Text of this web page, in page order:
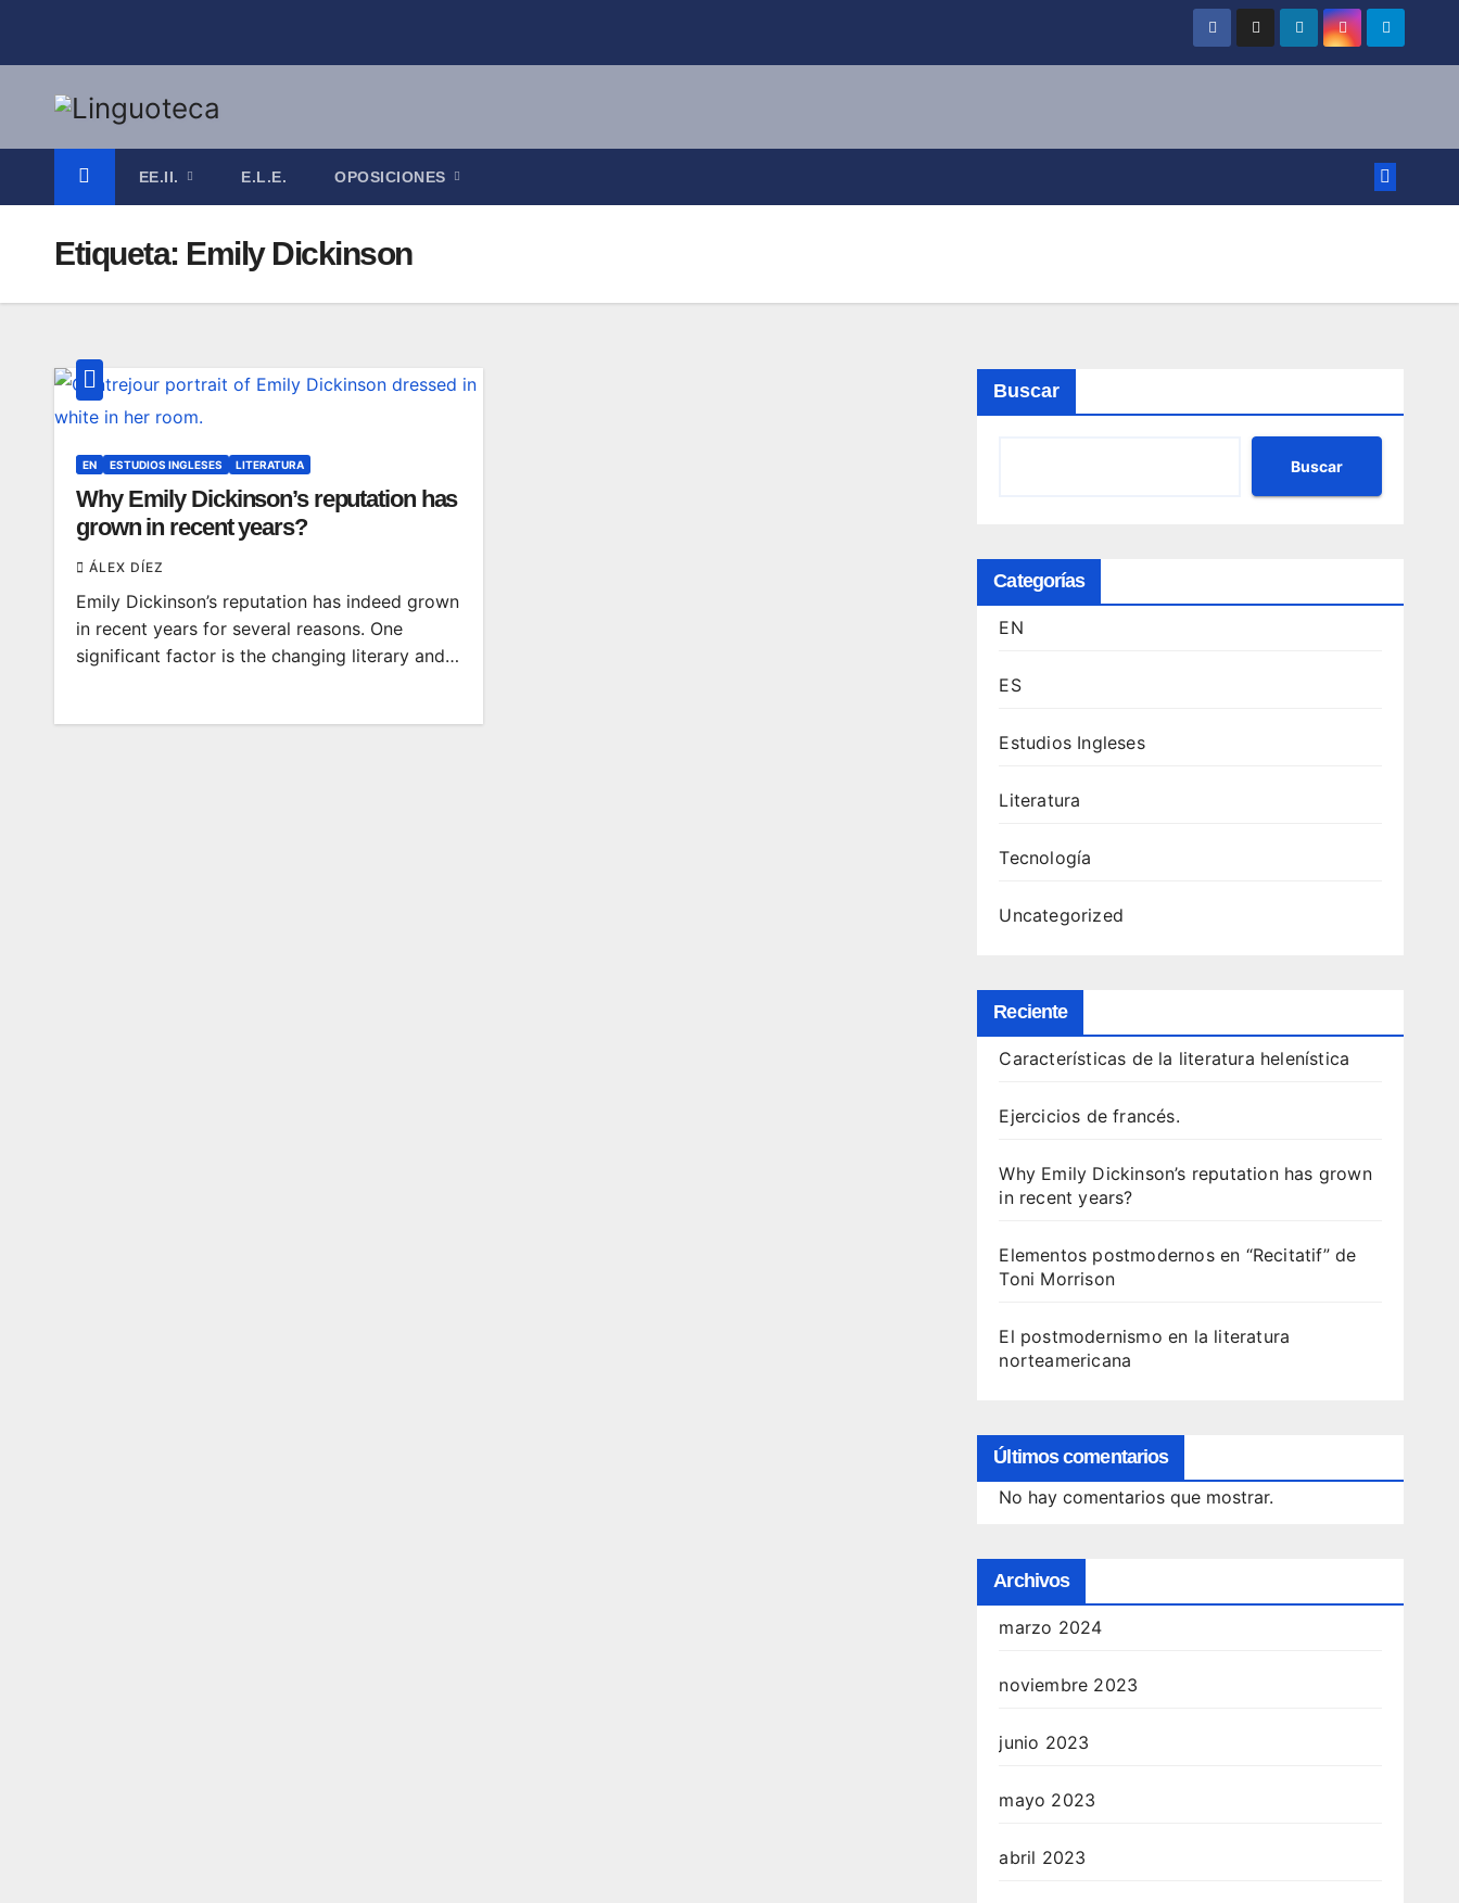
EE.II. E.L.E. OPOSICIONES
Etiqueta: Emily Dickinson
EN ESTUDIOS INGLESES LITERATURA
Why Emily Dickinson’s reputation has
grown in recent years?
ÁLEX DÍEZ
Emily Dickinson’s reputation has indeed grown
in recent years for several reasons. One
significant factor is the changing literary and…
Buscar
Buscar
Categorías
EN
ES
Estudios Ingleses
Literatura
Tecnología
Uncategorized
Reciente
Características de la literatura helenística
Ejercicios de francés.
Why Emily Dickinson’s reputation has grown
in recent years?
Elementos postmodernos en “Recitatif” de
Toni Morrison
El postmodernismo en la literatura
norteamericana
Últimos comentarios
No hay comentarios que mostrar.
Archivos
marzo 2024
noviembre 2023
junio 2023
mayo 2023
abril 2023